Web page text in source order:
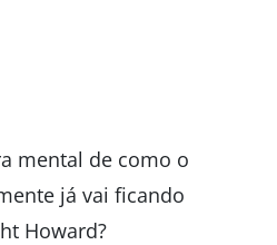
mental de como o
já vai ficando
Howard?